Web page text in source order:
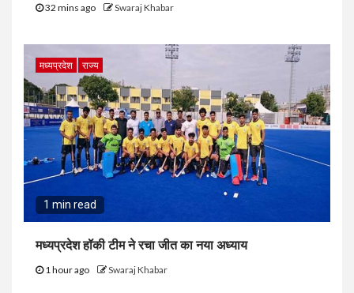
32 mins ago Swaraj Khabar
मध्यप्रदेश राज्य
1 min read
मध्यप्रदेश हॉकी टीम ने रचा जीत का नया अध्याय
1 hour ago Swaraj Khabar